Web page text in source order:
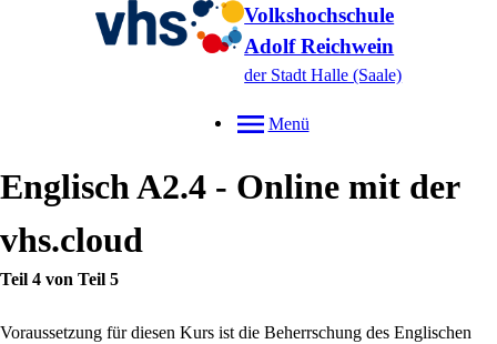
Volkshochschule
Adolf Reichwein
der Stadt Halle (Saale)
Menü
Englisch A2.4 - Online mit der
vhs.cloud
Teil 4 von Teil 5
Voraussetzung für diesen Kurs ist die Beherrschung des Englischen